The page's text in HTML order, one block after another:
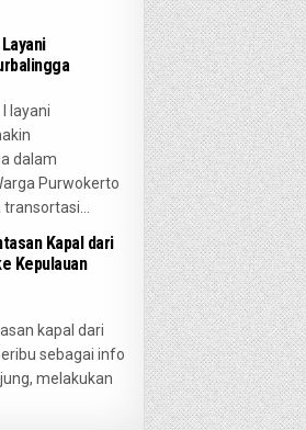
layani
dalam
Purwokerto
Kapal dari
Kepulauan
kapal dari
sebagai info
melakukan